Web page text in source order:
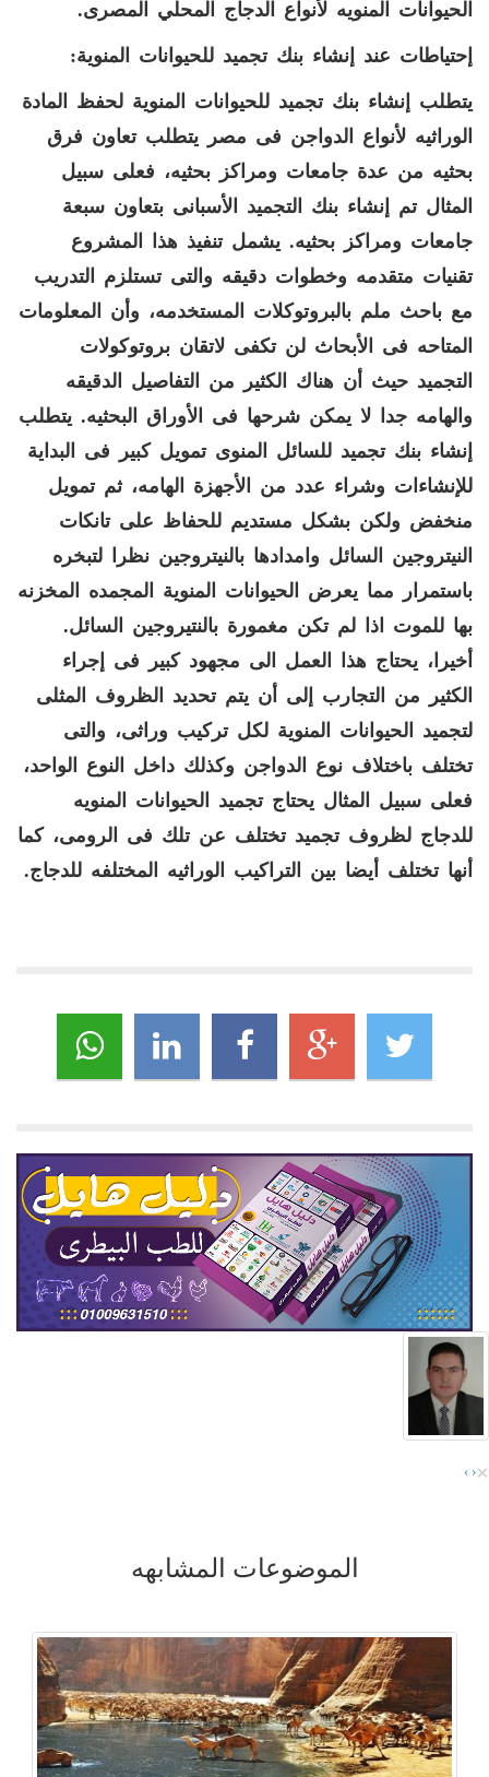
الحيوانات المنويه لأنواع الدجاج المحلي المصرى.
إحتياطات عند إنشاء بنك تجميد للحيوانات المنوية:
يتطلب إنشاء بنك تجميد للحيوانات المنوية لحفظ المادة
الوراثيه لأنواع الدواجن فى مصر يتطلب تعاون فرق
بحثيه من عدة جامعات ومراكز بحثيه، فعلى سبيل
المثال تم إنشاء بنك التجميد الأسبانى بتعاون سبعة
جامعات ومراكز بحثيه. يشمل تنفيذ هذا المشروع
تقنيات متقدمه وخطوات دقيقه والتى تستلزم التدريب
مع باحث ملم بالبروتوكلات المستخدمه، وأن المعلومات
المتاحه فى الأبحاث لن تكفى لاتقان بروتوكولات
التجميد حيث أن هناك الكثير من التفاصيل الدقيقه
والهامه جدا لا يمكن شرحها فى الأوراق البحثيه. يتطلب
إنشاء بنك تجميد للسائل المنوى تمويل كبير فى البداية
للإنشاءات وشراء عدد من الأجهزة الهامه، ثم تمويل
منخفض ولكن بشكل مستديم للحفاظ على تانكات
النيتروجين السائل وامدادها بالنيتروجين نظرا لتبخره
باستمرار مما يعرض الحيوانات المنوية المجمده المخزنه
بها للموت اذا لم تكن مغمورة بالنتيروجين السائل.
أخيرا، يحتاج هذا العمل الى مجهود كبير فى إجراء
الكثير من التجارب إلى أن يتم تحديد الظروف المثلى
لتجميد الحيوانات المنوية لكل تركيب وراثى، والتى
تختلف باختلاف نوع الدواجن وكذلك داخل النوع الواحد،
فعلى سبيل المثال يحتاج تجميد الحيوانات المنويه
للدجاج لظروف تجميد تختلف عن تلك فى الرومى، كما
أنها تختلف أيضا بين التراكيب الوراثيه المختلفه للدجاج.
‹
› ×
الموضوعات المشابهه